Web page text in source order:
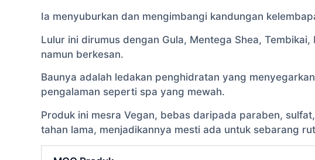
Ia menyuburkan dan mengimbangi kandungan
Lulur ini dirumus dengan Gula, Mentega Shea,
namun berkesan.
Baunya adalah ledakan penghidratan yang
pengalaman seperti spa yang mewah.
Produk ini mesra Vegan, bebas daripada paraben,
tahan lama, menjadikannya mesti ada untuk sebarang